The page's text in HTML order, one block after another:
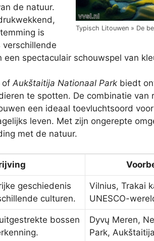
Typisch Litouwen » De
de natuur.
is
spectaculair schouwspel van
ofAukštaitija Nationaal Park biedt
te spotten. De combinatie van
een ideaal toevluchtsoord
leven. Met zijn ongerepte
met de natuur.
geschiedenis
culturen.
Vilnius, Trakai
UNESCO-
bossen
Dyvų Meren,
Park,